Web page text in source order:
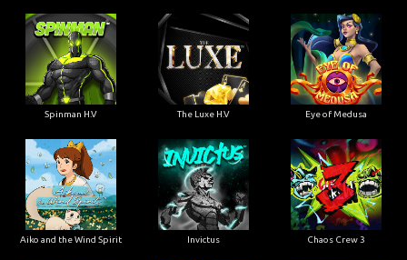
Spinman H.V The Luxe H.V Eye of Medusa
Aiko and the Wind Spirit Invictus Chaos Crew 3